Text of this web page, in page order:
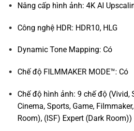
Nâng cấp hình ảnh: 4K AI
Công nghệ HDR: HDR10, HLG
Dynamic Tone Mapping: Có
Chế độ FILMMAKER MODE™: Có
Chế độ hình ảnh: 9 chế độ (Vivid,
Cinema, Sports, Game,
Room), (ISF) Expert (Dark Room))